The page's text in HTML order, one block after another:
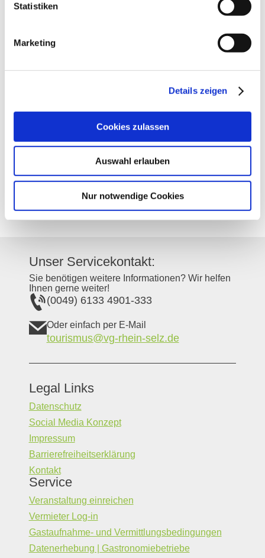
Statistiken
Marketing
Details zeigen
Cookies zulassen
Auswahl erlauben
Nur notwendige Cookies
Kontakt
Weingut Jens Göhring
Philipp-Merkel-Straße 9
E-Mail:info@goehring-dalsheim.de
https://www.goehring-
@wein.gut.goehring
Unser Servicekontakt:
Sie benötigen weitere Informationen? Wir helfen
Ihnen gerne weiter!
(0049) 6133 4901-333
Oder einfach per E-Mail
tourismus@vg-rhein-selz.de
Legal Links
Datenschutz
Social Media Konzept
Impressum
Barrierefreiheitserklärung
Kontakt
Service
Veranstaltung einreichen
Vermieter Log-in
Gastaufnahme- und Vermittlungsbedingungen
Datenerhebung | Gastronomiebetriebe